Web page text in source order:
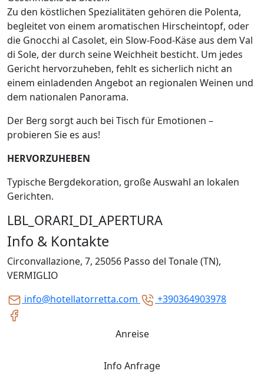
Info & Kontakte
Circonvallazione, 7, 25056 Passo del Tonale (TN),
VERMIGLIO
info@hotellatorretta.com
+390364903978
Anreise
Info Anfrage
Zu den köstlichen Spezialitäten gehören die Polenta,
begleitet von einem aromatischen Hirscheintopf, oder
die Gnocchi al Casolet, ein Slow-Food-Käse aus dem Val
di Sole, der durch seine Weichheit besticht. Um jedes
Gericht hervorzuheben, fehlt es sicherlich nicht an
einem einladenden Angebot an regionalen Weinen und
dem nationalen Panorama.
Der Berg sorgt auch bei Tisch für Emotionen –
probieren Sie es aus!
HERVORZUHEBEN
Typische Bergdekoration, große Auswahl an lokalen
Gerichten.
LBL_ORARI_DI_APERTURA